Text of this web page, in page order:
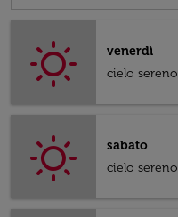
venerdì
cielo sereno
sabato
cielo sereno